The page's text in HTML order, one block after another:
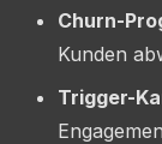
Churn-
Kunden
Trigger-